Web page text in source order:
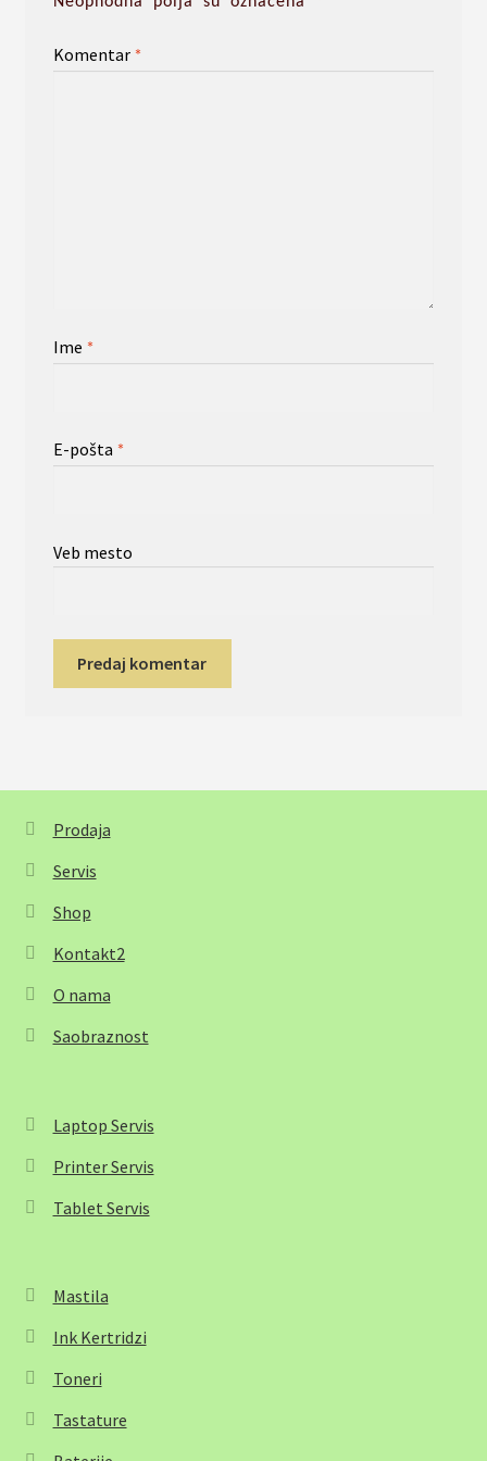
Komentar *
Ime *
E-pošta *
Veb mesto
Prodaja
Servis
Shop
Kontakt2
O nama
Saobraznost
Laptop Servis
Printer Servis
Tablet Servis
Mastila
Ink Kertridzi
Toneri
Tastature